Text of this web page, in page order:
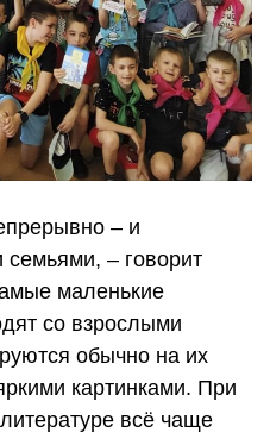
– и
– говорит
маленькие
со взрослыми
обычно на их
картинками. При
всё чаще